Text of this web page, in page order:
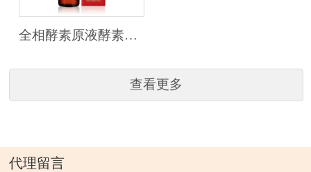
全相酵素原液酵素胃肠减肥
查看更多
代理留言